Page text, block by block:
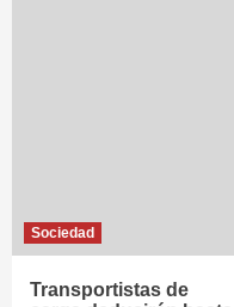
Sociedad
Transportistas de